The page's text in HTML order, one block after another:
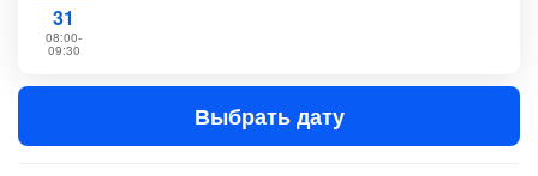
31
08:00-
09:30
Выбрать дату